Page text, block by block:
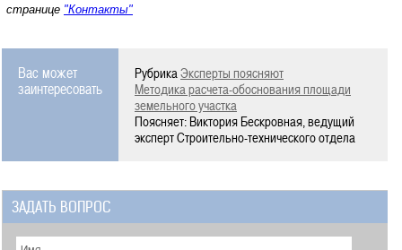
странице "Контакты"
Вас может
заинтересовать
РубрикаЭксперты поясняют
Методика расчета-обоснования площади
земельного участка
Поясняет: Виктория Бескровная, ведущий
эксперт Строительно-технического отдела
ЗАДАТЬ ВОПРОС